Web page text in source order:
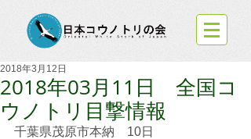
2018年03月11日 全国コ
ウノトリ目撃情報
2018年3月12日
千葉県茂原市本納　10日